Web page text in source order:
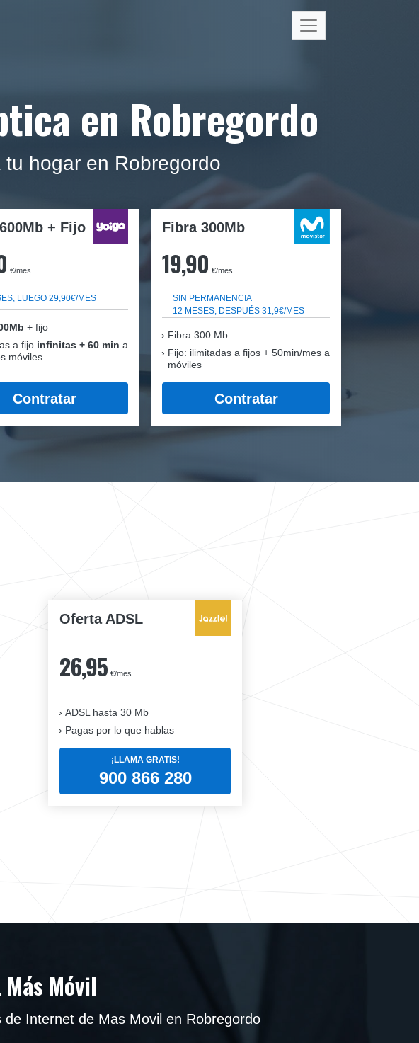
en Robregordo
hogar en Robregordo
+ Fijo
€/mes
LUEGO 29,90€/MES
+ fijo
a fijo infinitas + 60 min a
móviles
Contratar
Fibra 300Mb
19,90 €/mes
SIN PERMANENCIA
12 MESES, DESPUÉS 31,9€/MES
Fibra 300 Mb
Fijo: ilimitadas a fijos + 50min/mes a
móviles
Contratar
Oferta ADSL
26,95 €/mes
ADSL hasta 30 Mb
Pagas por lo que hablas
¡LLAMA GRATIS!
900 866 280
Más Móvil
de Internet de Mas Movil en Robregordo